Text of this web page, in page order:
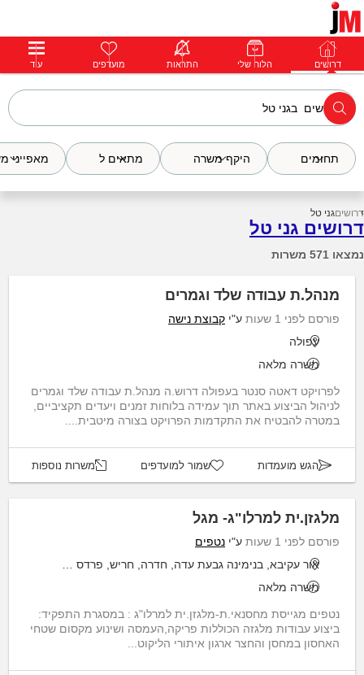
דרושים פרופילים הודעות פרימיום דרושים הלוח שלי התראות מועדפים עוד
תחומים היקף משרה מתאים ל מאפייני
דרושיםגני טל
דרושים גני טל
נמצאו 571 משרות
מנהל.ת עבודה שלד וגמרים
פורסם לפני 1 שעות ע"י קבוצת נישה
עפולה
משרה מלאה
לפרויקט דאטה סנטר בעפולה דרוש.ה מנהל.ת עבודה שלד וגמרים
לניהול הביצוע באתר תוך עמידה בלוחות זמנים ויעדים תקציביים,
במטרה להבטיח את התקדמות הפרויקט בצורה מיטבית....
הגש מועמדות שמור למועדפים משרות נוספות
מלגזן.ית למרלו"ג- מגל
פורסם לפני 1 שעות ע"י נטפים
אור עקיבא, בנימינה גבעת עדה, חדרה, חריש, פרדס חנה כרכור
משרה מלאה
נטפים מגייסת מחסנאי.ת-מלגזן.ית למרלו"ג : במסגרת התפקיד:
ביצוע עבודות מלגזה הכוללות פריקה,העמסה ושינוע מקסום שטחי
האחסון במחסן והחצר ארגון איתורי הליקוט...